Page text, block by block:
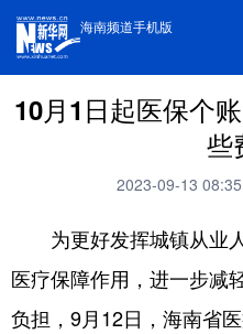
海南频道手机版
10月1日起医保个
些
2023-09-13
为更好发挥城镇从业
医疗保障作用，进一步减
负担，9月12日，海南省